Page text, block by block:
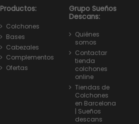
Productos:
Colchones
Bases
Cabezales
Complementos
Ofertas
Grupo Sueños
Descans:
Quiénes
somos
Contactar
tienda
colchones
online
Tiendas de
Colchones
en Barcelona
| Sueños
descans